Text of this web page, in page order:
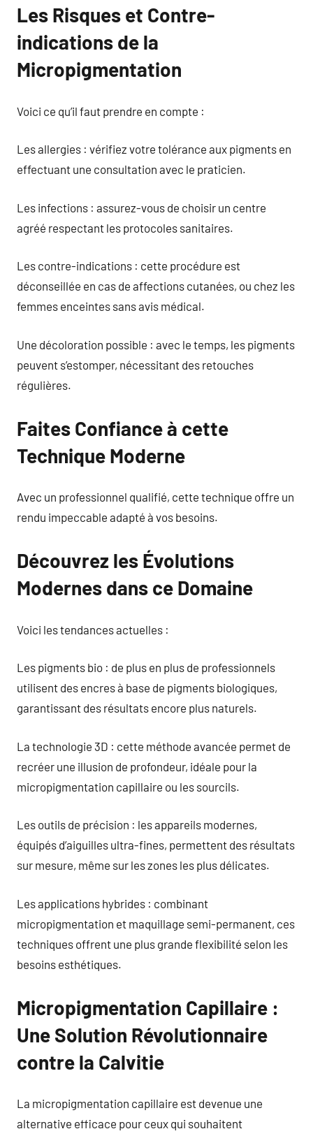
Les Risques et Contre-
indications de la
Micropigmentation
Voici ce qu’il faut prendre en compte :
Les allergies : vérifiez votre tolérance aux pigments en
effectuant une consultation avec le praticien.
Les infections : assurez-vous de choisir un centre
agréé respectant les protocoles sanitaires.
Les contre-indications : cette procédure est
déconseillée en cas de affections cutanées, ou chez les
femmes enceintes sans avis médical.
Une décoloration possible : avec le temps, les pigments
peuvent s’estomper, nécessitant des retouches
régulières.
Faites Confiance à cette
Technique Moderne
Avec un professionnel qualifié, cette technique offre un
rendu impeccable adapté à vos besoins.
Découvrez les Évolutions
Modernes dans ce Domaine
Voici les tendances actuelles :
Les pigments bio : de plus en plus de professionnels
utilisent des encres à base de pigments biologiques,
garantissant des résultats encore plus naturels.
La technologie 3D : cette méthode avancée permet de
recréer une illusion de profondeur, idéale pour la
micropigmentation capillaire ou les sourcils.
Les outils de précision : les appareils modernes,
équipés d’aiguilles ultra-fines, permettent des résultats
sur mesure, même sur les zones les plus délicates.
Les applications hybrides : combinant
micropigmentation et maquillage semi-permanent, ces
techniques offrent une plus grande flexibilité selon les
besoins esthétiques.
Micropigmentation Capillaire :
Une Solution Révolutionnaire
contre la Calvitie
La micropigmentation capillaire est devenue une
alternative efficace pour ceux qui souhaitent